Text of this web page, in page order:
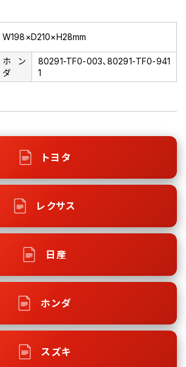
W198×D210×H28mm
ホン
ダ
80291-TF0-003、80291-TF0-941
1
トヨタ
レクサス
日産
ホンダ
スズキ